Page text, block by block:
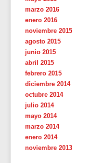
marzo 2016
enero 2016
noviembre 2015
agosto 2015
junio 2015
abril 2015
febrero 2015
diciembre 2014
octubre 2014
julio 2014
mayo 2014
marzo 2014
enero 2014
noviembre 2013